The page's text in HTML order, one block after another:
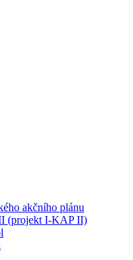
akčního plánu
(projekt I-KAP II)